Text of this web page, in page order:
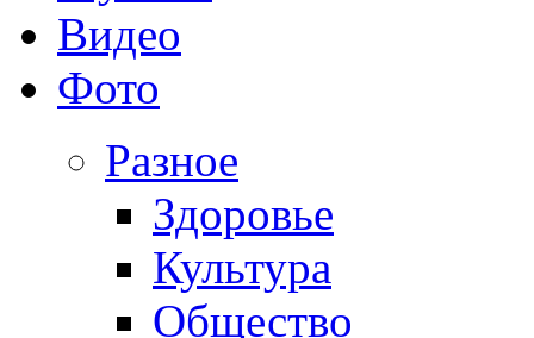
Видео
Фото
Разное
Здоровье
Культура
Общество